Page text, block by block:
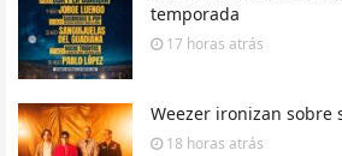
temporada
17 horas atrás
Weezer ironizan sobre
18 horas atrás